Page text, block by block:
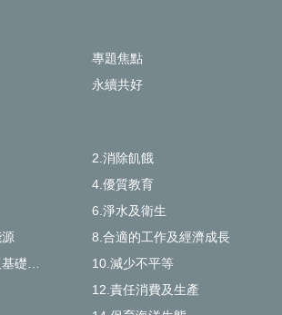
專題焦點
永續共好
2.消除飢餓
4.優質教育
6.淨水及衛生
8.合適的工作及經濟成長
10.減少不平等
12.責任消費及生產